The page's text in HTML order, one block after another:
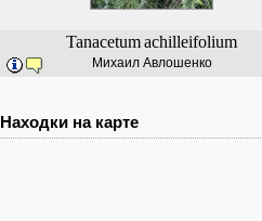
Tanacetumachilleifolium
Михаил Авлошенко
Находки на карте